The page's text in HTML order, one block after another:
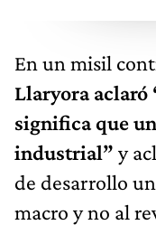
En un misil
Llaryora aclaró
significa que
industrial” y
de desarrollo
macro y no al